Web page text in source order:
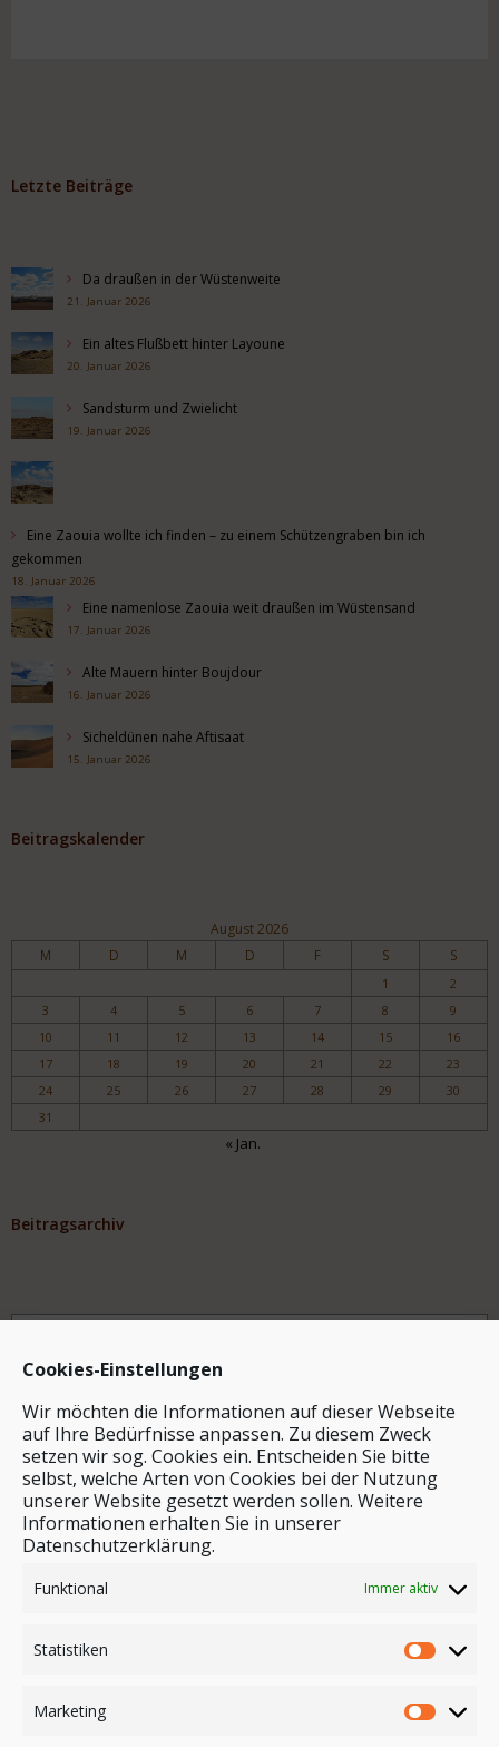
Cookies-Einstellungen
Wir möchten die Informationen auf dieser Webseite
auf Ihre Bedürfnisse anpassen. Zu diesem Zweck
setzen wir sog. Cookies ein. Entscheiden Sie bitte
selbst, welche Arten von Cookies bei der Nutzung
unserer Website gesetzt werden sollen. Weitere
Informationen erhalten Sie in unserer
Datenschutzerklärung.
Funktional Immer aktiv
Statistiken
Marketing
Letzte Beiträge
Da draußen in der Wüstenweite
21. Januar 2026
Ein altes Flußbett hinter Layoune
20. Januar 2026
Sandsturm und Zwielicht
19. Januar 2026
Eine Zaouia wollte ich finden – zu einem Schützengraben bin ich
gekommen
18. Januar 2026
Eine namenlose Zaouia weit draußen im Wüstensand
17. Januar 2026
Alte Mauern hinter Boujdour
16. Januar 2026
Sicheldünen nahe Aftisaat
15. Januar 2026
Beitragskalender
August 2026
M D M D F S S
1
2
3
4 5 6 7 8
9
10
11 12 13 14 15
16
17
18 19 20 21 22
23
24
25 26 27 28 29
30
31
« Jan.
Beitragsarchiv
Archiv
Stichwortsuche